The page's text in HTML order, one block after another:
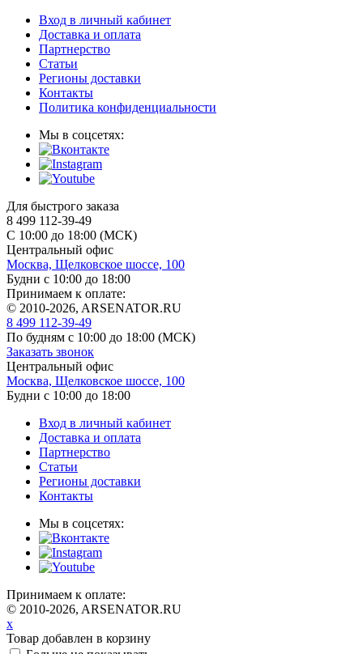
Вход в личный кабинет
Доставка и оплата
Партнерство
Статьи
Регионы доставки
Контакты
Политика конфиденциальности
Мы в соцсетях:
Для быстрого заказа
8 499 112-39-49
С 10:00 до 18:00 (МСК)
Центральный офис
Москва, Щелковское шоссе, 100
Будни с 10:00 до 18:00
Принимаем к оплате:
© 2010-2026, ARSENATOR.RU
8 499 112-39-49
По будням с 10:00 до 18:00 (МСК)
Заказать звонок
Центральный офис
Москва, Щелковское шоссе, 100
Будни с 10:00 до 18:00
Вход в личный кабинет
Доставка и оплата
Партнерство
Статьи
Регионы доставки
Контакты
Мы в соцсетях:
Принимаем к оплате:
© 2010-2026, ARSENATOR.RU
x
Товар добавлен в корзину